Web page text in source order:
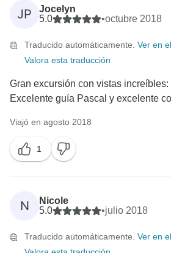
JP
Jocelyn
5.0
•octubre 2018
Traducido automáticamente. Ver en
Valora esta traducción
Gran excursión con vistas
Excelente guía Pascal y excelente
Viajó en agosto 2018
1
N
Nicole
5.0
•julio 2018
Traducido automáticamente. Ver en